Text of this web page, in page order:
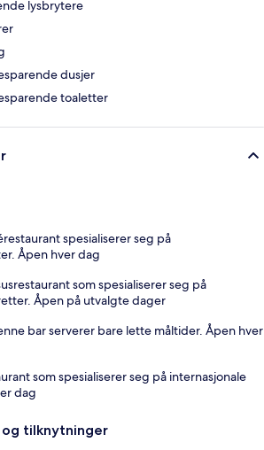
lysbrytere
dusjer
toaletter
spesialiserer seg på
Åpen hver dag
som spesialiserer seg på
Åpen på utvalgte dager
bar serverer bare lette måltider. Åpen hver
som spesialiserer seg på internasjonale
dag
og tilknytninger